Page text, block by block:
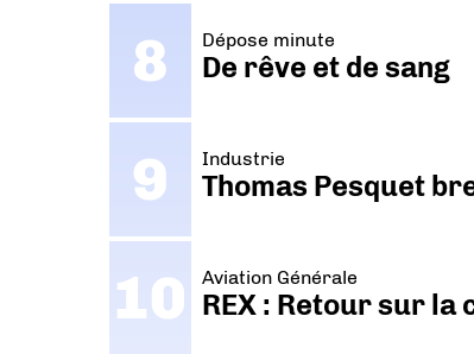
Dépose minute
De rêve et de sang
Industrie
Thomas Pesquet
Aviation Générale
REX : Retour sur